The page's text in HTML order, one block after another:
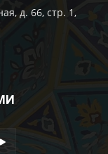
д. 66, стр. 1,